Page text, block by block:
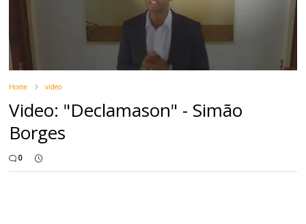
Home video
Video: "Declamason" - Simão
Borges
0